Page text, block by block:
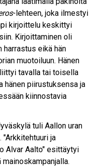
-lehteen, joka ilmestyi
kirjoittelu keskittyi
Kirjoittaminen oli
harrastus eikä hän
muotoiluun. Hänen
tavalla tai toisella
hänen piirustuksensa ja
kiinnostavia
tuli Aallon uran
ja
Alvar Aalto" esittäytyi